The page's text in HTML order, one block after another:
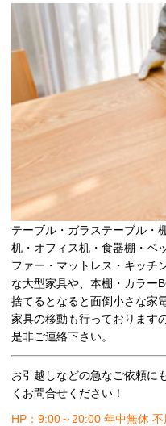
テーブル・ガラステーブル・
机・オフィス机・食器棚・ベ
ファー・マットレス・キッチ
な大型家具や、本棚・カラー
捨てるとなると面倒小さな家
家具の移動も行っております
是非ご連絡下さい。
お引越しなどの急なご依頼に
くお問合せください！
HP：9:00～20:00 年中無休